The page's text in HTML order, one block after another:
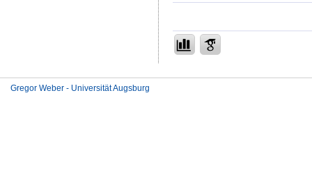
Gregor Weber - Universität Augsburg